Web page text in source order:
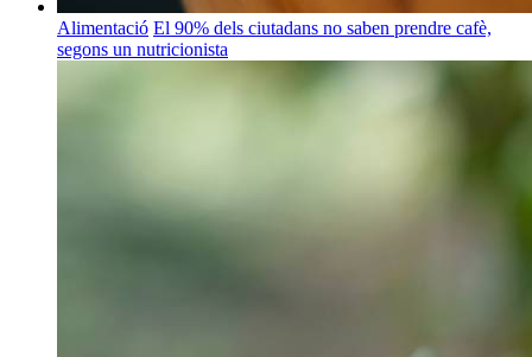
Alimentació El 90% dels ciutadans no saben prendre cafè,
segons un nutricionista